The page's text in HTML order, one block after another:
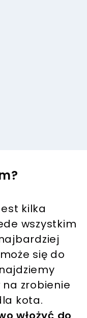
kilka
wszystkim
się do
zrobienie
kota.